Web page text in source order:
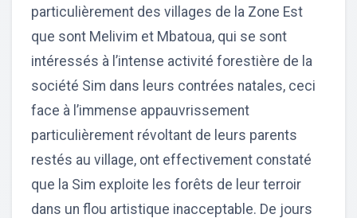
particulièrement des villages de la Zone Est
que sont Melivim et Mbatoua, qui se sont
intéressés à l’intense activité forestière de la
société Sim dans leurs contrées natales, ceci
face à l’immense appauvrissement
particulièrement révoltant de leurs parents
restés au village, ont effectivement constaté
que la Sim exploite les forêts de leur terroir
dans un flou artistique inacceptable. De jours